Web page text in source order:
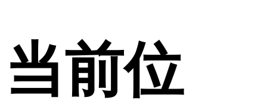
当前位